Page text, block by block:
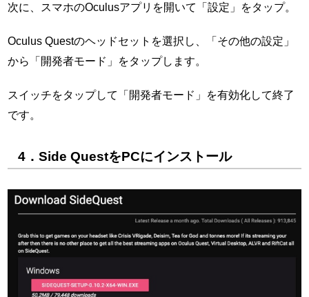
次に、スマホのOculusアプリを開いて「設定」をタップ。
Oculus Questのヘッドセットを選択し、「その他の設定」
から「開発者モード」をタップします。
スイッチをタップして「開発者モード」を有効化して終了
です。
4．Side QuestをPCにインストール